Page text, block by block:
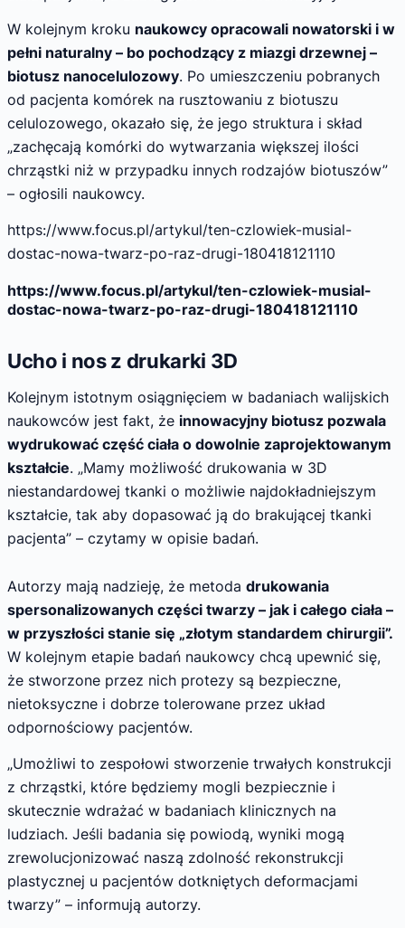
W kolejnym kroku naukowcy opracowali nowatorski i w
pełni naturalny – bo pochodzący z miazgi drzewnej –
biotusz nanocelulozowy. Po umieszczeniu pobranych
od pacjenta komórek na rusztowaniu z biotuszu
celulozowego, okazało się, że jego struktura i skład
„zachęcają komórki do wytwarzania większej ilości
chrząstki niż w przypadku innych rodzajów biotuszów”
– ogłosili naukowcy.
https://www.focus.pl/artykul/ten-czlowiek-musial-
dostac-nowa-twarz-po-raz-drugi-180418121110
https://www.focus.pl/artykul/ten-czlowiek-musial-
dostac-nowa-twarz-po-raz-drugi-180418121110
Ucho i nos z drukarki 3D
Kolejnym istotnym osiągnięciem w badaniach walijskich
naukowców jest fakt, że innowacyjny biotusz pozwala
wydrukować część ciała o dowolnie zaprojektowanym
kształcie. „Mamy możliwość drukowania w 3D
niestandardowej tkanki o możliwie najdokładniejszym
kształcie, tak aby dopasować ją do brakującej tkanki
pacjenta” – czytamy w opisie badań.
Autorzy mają nadzieję, że metoda drukowania
spersonalizowanych części twarzy – jak i całego ciała –
w przyszłości stanie się „złotym standardem chirurgii”.
W kolejnym etapie badań naukowcy chcą upewnić się,
że stworzone przez nich protezy są bezpieczne,
nietoksyczne i dobrze tolerowane przez układ
odpornościowy pacjentów.
„Umożliwi to zespołowi stworzenie trwałych konstrukcji
z chrząstki, które będziemy mogli bezpiecznie i
skutecznie wdrażać w badaniach klinicznych na
ludziach. Jeśli badania się powiodą, wyniki mogą
zrewolucjonizować naszą zdolność rekonstrukcji
plastycznej u pacjentów dotkniętych deformacjami
twarzy” – informują autorzy.